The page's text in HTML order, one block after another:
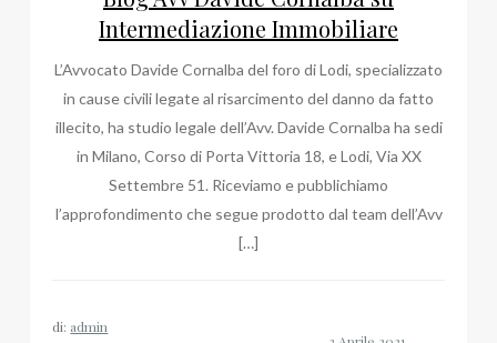
Intermediazione Immobiliare
L’Avvocato Davide Cornalba del foro di Lodi, specializzato
in cause civili legate al risarcimento del danno da fatto
illecito, ha studio legale dell’Avv. Davide Cornalba ha sedi
in Milano, Corso di Porta Vittoria 18, e Lodi, Via XX
Settembre 51. Riceviamo e pubblichiamo
l’approfondimento che segue prodotto dal team dell’Avv
[…]
di: admin